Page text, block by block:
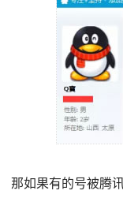
那如果有的号被腾